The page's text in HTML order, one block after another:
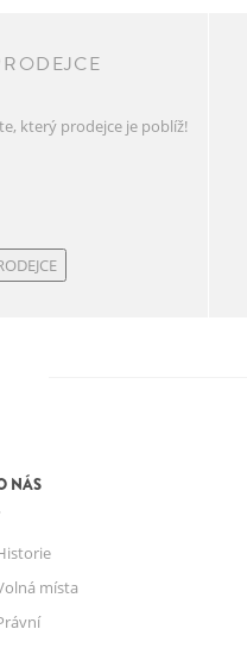
který prodejce je poblíž!
NÁS
místa